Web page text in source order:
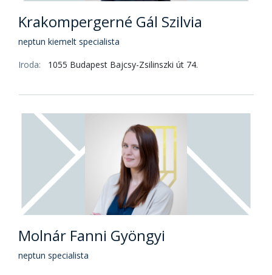
Krakompergerné Gál Szilvia
neptun kiemelt specialista
Iroda:
1055 Budapest Bajcsy-Zsilinszki út 74.
Molnár Fanni Gyöngyi
neptun specialista